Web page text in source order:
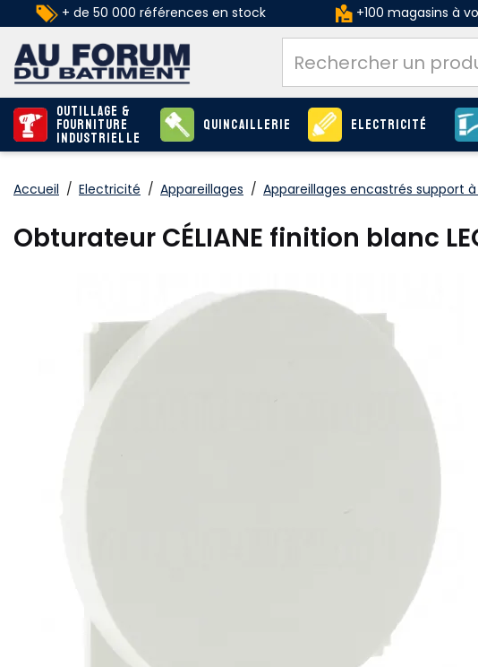
+ de 50 000 références en stock +100 magasins à
Outillage &
Fourniture
industrielle
Quincaillerie Electricité
Accueil / Electricité / Appareillages / Appareillages encastrés support à
Obturateur CÉLIANE finition blanc